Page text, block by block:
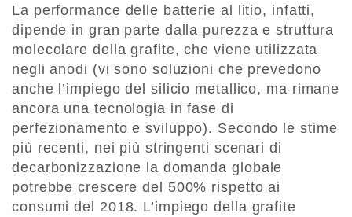
La performance delle batterie al litio, infatti,
dipende in gran parte dalla purezza e struttura
molecolare della grafite, che viene utilizzata
negli anodi (vi sono soluzioni che prevedono
anche l’impiego del silicio metallico, ma rimane
ancora una tecnologia in fase di
perfezionamento e sviluppo). Secondo le stime
più recenti, nei più stringenti scenari di
decarbonizzazione la domanda globale
potrebbe crescere del 500% rispetto ai
consumi del 2018. L’impiego della grafite